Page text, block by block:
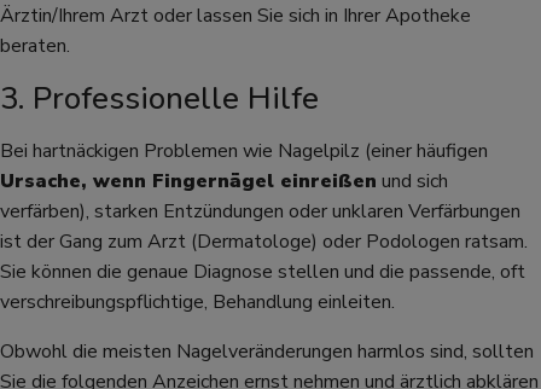
Ärztin/Ihrem Arzt oder lassen Sie sich in Ihrer Apotheke
beraten.
3. Professionelle Hilfe
Bei hartnäckigen Problemen wie Nagelpilz (einer häufigen
Ursache, wenn Fingernägel einreißen und sich
verfärben), starken Entzündungen oder unklaren Verfärbungen
ist der Gang zum Arzt (Dermatologe) oder Podologen ratsam.
Sie können die genaue Diagnose stellen und die passende, oft
verschreibungspflichtige, Behandlung einleiten.
Obwohl die meisten Nagelveränderungen harmlos sind, sollten
Sie die folgenden Anzeichen ernst nehmen und ärztlich abklären